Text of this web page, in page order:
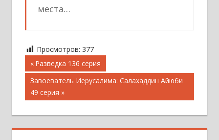
места…
Просмотров: 377
Навигация
по
записям
Предыдущая
запись;
Разведка 136 серия
Следующая
запись:
Завоеватель Иерусалима: Салахаддин Айюби
49 серия